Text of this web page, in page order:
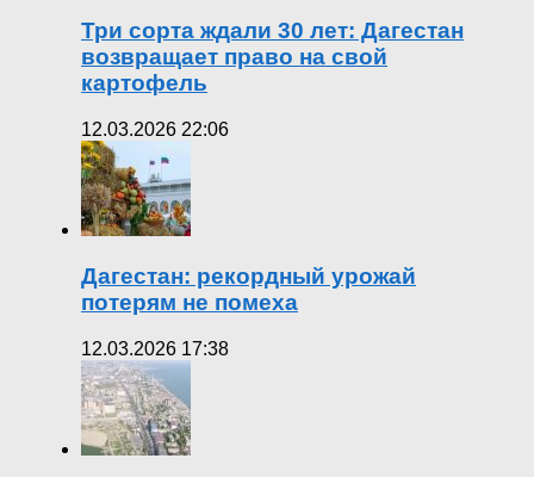
Три сорта ждали 30 лет: Дагестан
возвращает право на свой
картофель
12.03.2026 22:06
Дагестан: рекордный урожай
потерям не помеха
12.03.2026 17:38